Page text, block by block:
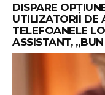
DISPARE
UTILIZATORII DE
TELEFOANELE
ASSISTANT,